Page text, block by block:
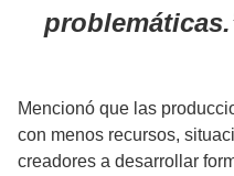
problemáticas.
Mencionó que las
con menos recursos,
creadores a desarrollar